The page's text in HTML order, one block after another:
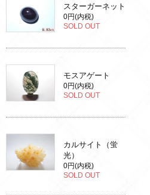
スターガーネット
0円(内税)
SOLD OUT
モスアゲート
0円(内税)
SOLD OUT
カルサイト（蛍
光）
0円(内税)
SOLD OUT